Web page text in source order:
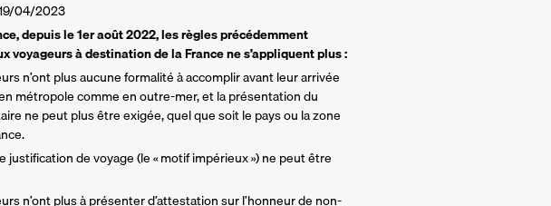
04/2023
depuis le 1er août 2022, les règles précédemment
voyageurs à destination de la France ne s’appliquent plus :
n’ont plus aucune formalité à accomplir avant leur arrivée
métropole comme en outre-mer, et la présentation du
ne peut plus être exigée, quel que soit le pays ou la zone
justification de voyage (le « motif impérieux ») ne peut être
n’ont plus à présenter d’attestation sur l’honneur de non-